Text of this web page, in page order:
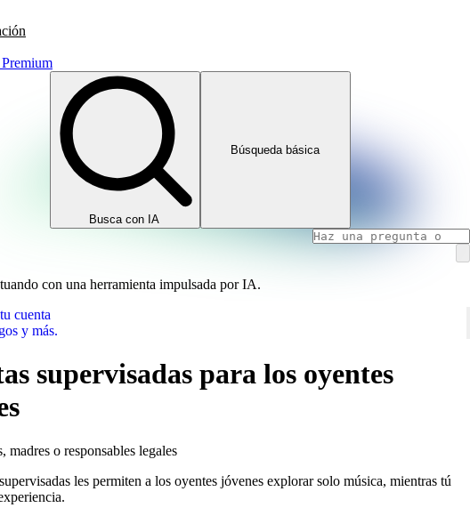
Busca con IA
Búsqueda básica
con una herramienta impulsada por IA.
cuenta
y más.
supervisadas para los oyentes
madres o responsables legales
les permiten a los oyentes jóvenes explorar solo música, mientras tú